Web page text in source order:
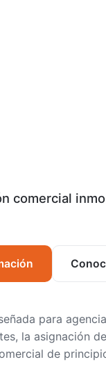
comercial
para
la asignación
de